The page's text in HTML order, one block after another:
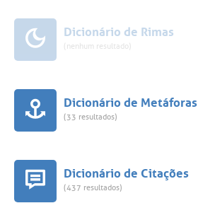
Dicionário de Rimas
(nenhum resultado)
Dicionário de Metáforas
(33 resultados)
Dicionário de Citações
(437 resultados)